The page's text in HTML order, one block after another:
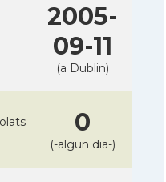
2005-
09-11
(a Dublin)
0
(-algun dia-)